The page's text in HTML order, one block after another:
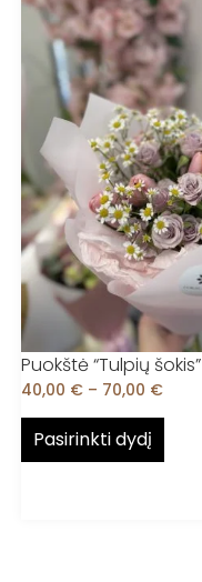
Puokštė “Tulpių šokis”
40,00 € – 70,00 €
Pasirinkti dydį